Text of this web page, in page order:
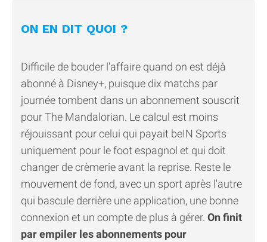
ON EN DIT QUOI ?
Difficile de bouder l'affaire quand on est déjà
abonné à Disney+, puisque dix matchs par
journée tombent dans un abonnement souscrit
pour The Mandalorian. Le calcul est moins
réjouissant pour celui qui payait beIN Sports
uniquement pour le foot espagnol et qui doit
changer de crèmerie avant la reprise. Reste le
mouvement de fond, avec un sport après l'autre
qui bascule derrière une application, une bonne
connexion et un compte de plus à gérer. On finit
par empiler les abonnements pour